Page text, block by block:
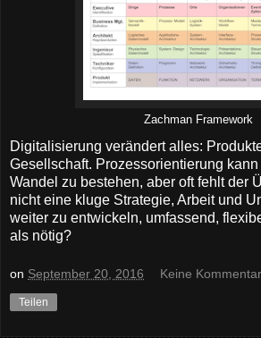
Zachman Framework
Digitalisierung verändert alles:
Gesellschaft. Prozessorientierung
Wandel zu bestehen, aber oft fehlt der
nicht eine kluge Strategie, Arbeit und
weiter zu entwickeln, umfassend,
als nötig?
on September 20, 2016 Keine
Teilen